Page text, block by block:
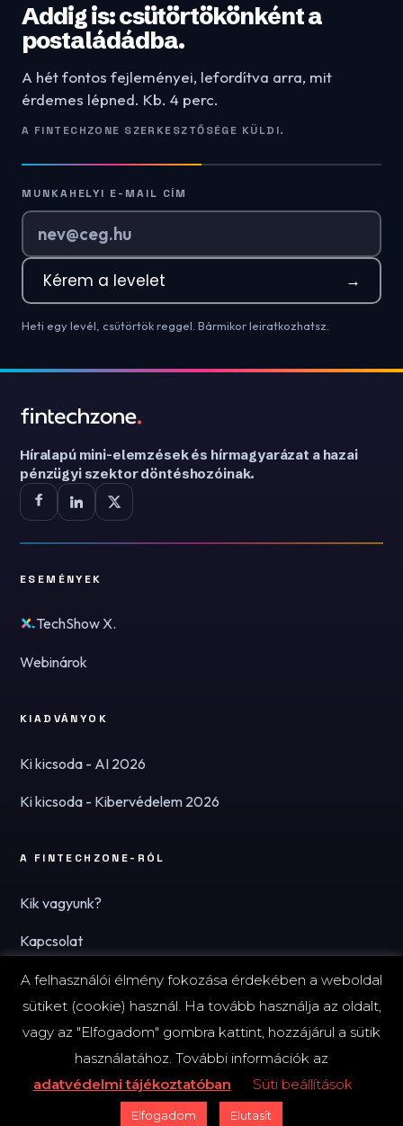
Addig is: csütörtökönként a
postaládádba.
A hét fontos fejleményei, lefordítva arra, mit
érdemes lépned. Kb. 4 perc.
A FINTECHZONE SZERKESZTŐSÉGE KÜLDI.
MUNKAHELYI E-MAIL CÍM
Kérem a levelet →
Heti egy levél, csütörtök reggel. Bármikor leiratkozhatsz.
Híralapú mini-elemzések és hírmagyarázat a hazai
pénzügyi szektor döntéshozóinak.
ESEMÉNYEK
TechShow X.
Webinárok
KIADVÁNYOK
Ki kicsoda - AI 2026
Ki kicsoda - Kibervédelem 2026
A FINTECHZONE-RÓL
Kik vagyunk?
Kapcsolat
Hírlevél
© 2026 FinTechZone.hu - A FinTech Group Kft.
Adatvédelmi tájékoztató (PDF)Süti-beállítások
A felhasználói élmény fokozása érdekében a weboldal
sütiket (cookie) használ. Ha tovább használja az oldalt,
vagy az "Elfogadom" gombra kattint, hozzájárul a sütik
használatához. További információk az
adatvédelmi tájékoztatóban
Süti beállítások
Elfogadom Elutasít